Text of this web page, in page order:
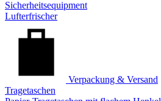
Sicherheitsequipment
Lufterfrischer
Verpackung & Versand
Tragetaschen